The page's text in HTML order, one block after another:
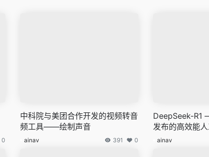
0
中科院与美团合作开发的视频转音
频工具——绘制声音
ainav 391 0
DeepSeek-R1
发布的高效能
其表现媲美
ainav